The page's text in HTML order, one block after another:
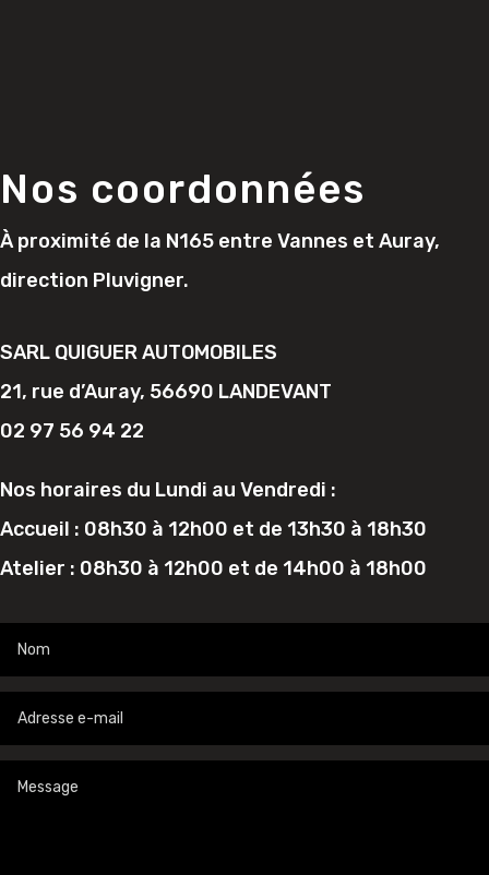
Nos coordonnées
À proximité de la N165 entre Vannes et Auray,
direction Pluvigner.
SARL QUIGUER AUTOMOBILES
21, rue d’Auray, 56690 LANDEVANT
02 97 56 94 22
Nos horaires du Lundi au Vendredi :
Accueil : 08h30 à 12h00 et de 13h30 à 18h30
Atelier : 08h30 à 12h00 et de 14h00 à 18h00